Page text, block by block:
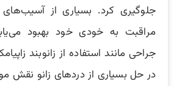
جلوگیری کرد. بسیاری از آسیب‌های
مراقبت به خودی خود بهبود
جراحی مانند استفاده از زانوبند
در حل بسیاری از دردهای زانو نقش